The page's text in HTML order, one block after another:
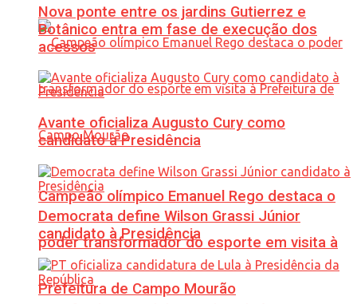
Campeão olímpico Emanuel Rego destaca o
poder transformador do esporte em visita à
Prefeitura de Campo Mourão
Nova ponte entre os jardins Gutierrez e
Botânico entra em fase de execução dos
acessos
Avante oficializa Augusto Cury como
candidato à Presidência
Democrata define Wilson Grassi Júnior
candidato à Presidência